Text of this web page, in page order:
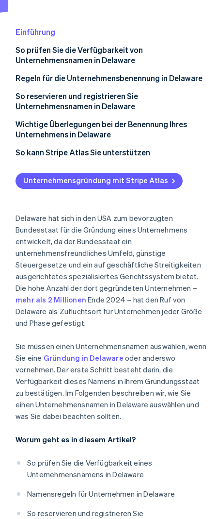
CO₂-Entnahme
Identity
Online-Identitätsprüfung
Stripe-Sessions 2026
Erfahren Sie, wie Stripe Lösungen für die
Jetzt ansehen
Einführung
So prüfen Sie die Verfügbarkeit von
Unternehmensnamen in Delaware
Regeln für die Unternehmensbenennung in Delaware
So reservieren und registrieren Sie
Unternehmensnamen in Delaware
Reservierung eines Unternehmensnamens in
Delaware
Registrierung eines Unternehmensnamens in
Wichtige Überlegungen bei der Benennung Ihres
Unternehmens in Delaware
Rechtliche und aufsichtsrechtliche Aspekte
Überlegungen zu Personal und Branding
So kann Stripe Atlas Sie unterstützen
Bei Atlas eine Unternehmensgründung beantragen
Zahlungen und Bankgeschäfte vor Erhalt der EIN-
Gründungsaktien ohne Einsatz eigener Mittel
erwerben
Automatische Einreichung des 83(b)-
Steuerformulars
Hochwertige rechtliche Unternehmensdokumente
Ein Jahr Stripe Payments kostenlos, plus
Partnergutschriften und Rabatte im Wert von 50.000
USD
Unternehmensgründung mit Stripe Atlas
Delaware hat sich in den USA zum bevorzugten
Bundesstaat für die Gründung eines Unternehmens
entwickelt, da der Bundesstaat ein
unternehmensfreundliches Umfeld, günstige
Steuergesetze und ein auf geschäftliche Streitigkeiten
ausgerichtetes spezialisiertes Gerichtssystem bietet.
Die hohe Anzahl der dort gegründeten Unternehmen –
mehr als 2 Millionen Ende 2024 – hat den Ruf von
Delaware als Zufluchtsort für Unternehmen jeder Größe
und Phase gefestigt.
Sie müssen einen Unternehmensnamen auswählen, wenn
Sie eine Gründung in Delaware oder anderswo
vornehmen. Der erste Schritt besteht darin, die
Verfügbarkeit dieses Namens in Ihrem Gründungsstaat
zu bestätigen. Im Folgenden beschreiben wir, wie Sie
einen Unternehmensnamen in Delaware auswählen und
was Sie dabei beachten sollten.
Worum geht es in diesem Artikel?
So prüfen Sie die Verfügbarkeit eines
Unternehmensnamens in Delaware
Namensregeln für Unternehmen in Delaware
So reservieren und registrieren Sie